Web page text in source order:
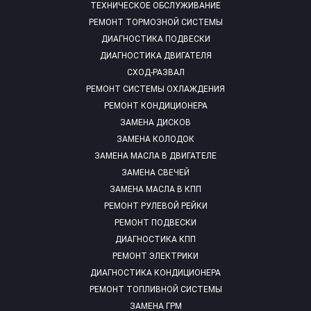
ТЕХНИЧЕСКОЕ ОБСЛУЖИВАНИЕ
РЕМОНТ ТОРМОЗНОЙ СИСТЕМЫ
ДИАГНОСТИКА ПОДВЕСКИ
ДИАГНОСТИКА ДВИГАТЕЛЯ
СХОД-РАЗВАЛ
РЕМОНТ СИСТЕМЫ ОХЛАЖДЕНИЯ
РЕМОНТ КОНДИЦИОНЕРА
ЗАМЕНА ДИСКОВ
ЗАМЕНА КОЛОДОК
ЗАМЕНА МАСЛА В ДВИГАТЕЛЕ
ЗАМЕНА СВЕЧЕЙ
ЗАМЕНА МАСЛА В КПП
РЕМОНТ РУЛЕВОЙ РЕЙКИ
РЕМОНТ ПОДВЕСКИ
ДИАГНОСТИКА КПП
РЕМОНТ ЭЛЕКТРИКИ
ДИАГНОСТИКА КОНДИЦИОНЕРА
РЕМОНТ ТОПЛИВНОЙ СИСТЕМЫ
ЗАМЕНА ГРМ